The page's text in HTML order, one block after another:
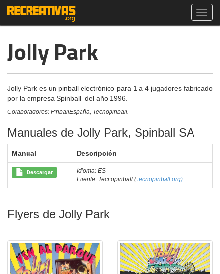
Jolly Park
Jolly Park es un pinball electrónico para 1 a 4 jugadores fabricado
por la empresa Spinball, del año 1996.
Colaboradores: PinballEspaña, Tecnopinball.
Manuales de Jolly Park, Spinball SA
Manual Descripción
Descargar
Idioma: ES
Fuente: Tecnopinball (Tecnopinball.org)
Flyers de Jolly Park